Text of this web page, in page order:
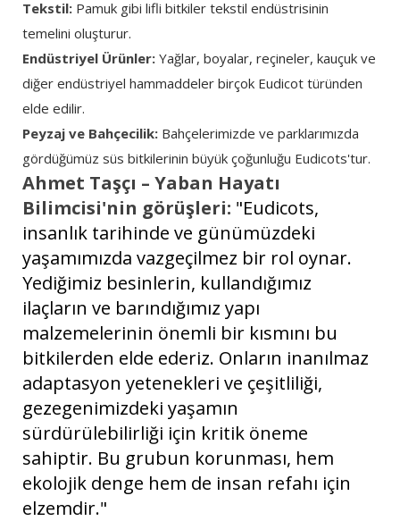
Tekstil: Pamuk gibi lifli bitkiler tekstil endüstrisinin
temelini oluşturur.
Endüstriyel Ürünler: Yağlar, boyalar, reçineler, kauçuk ve
diğer endüstriyel hammaddeler birçok Eudicot türünden
elde edilir.
Peyzaj ve Bahçecilik: Bahçelerimizde ve parklarımızda
gördüğümüz süs bitkilerinin büyük çoğunluğu Eudicots'tur.
Ahmet Taşçı – Yaban Hayatı
Bilimcisi'nin görüşleri: "Eudicots,
insanlık tarihinde ve günümüzdeki
yaşamımızda vazgeçilmez bir rol oynar.
Yediğimiz besinlerin, kullandığımız
ilaçların ve barındığımız yapı
malzemelerinin önemli bir kısmını bu
bitkilerden elde ederiz. Onların inanılmaz
adaptasyon yetenekleri ve çeşitliliği,
gezegenimizdeki yaşamın
sürdürülebilirliği için kritik öneme
sahiptir. Bu grubun korunması, hem
ekolojik denge hem de insan refahı için
elzemdir."